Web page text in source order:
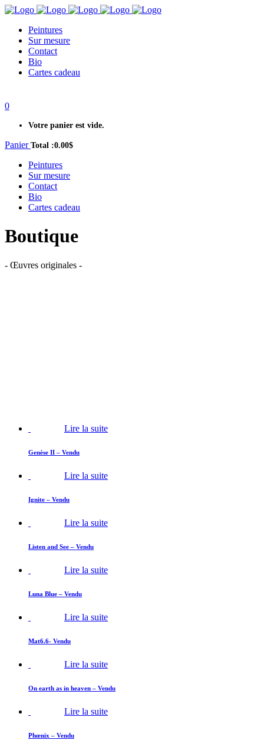
Peintures
Sur mesure
Contact
Bio
Cartes cadeau
0
Votre panier est vide.
Panier Total :0.00$
Peintures
Sur mesure
Contact
Bio
Cartes cadeau
Boutique
- Œuvres originales -
Lire la suite
Genèse II – Vendu
Lire la suite
Ignite – Vendu
Lire la suite
Listen and See – Vendu
Lire la suite
Luna Blue – Vendu
Lire la suite
Mat6.6- Vendu
Lire la suite
On earth as in heaven – Vendu
Lire la suite
Phœnix – Vendu